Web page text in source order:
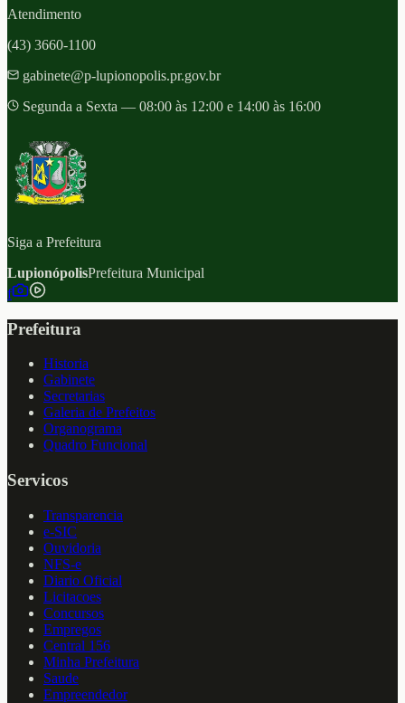
Atendimento
(43) 3660-1100
gabinete@p-lupionopolis.pr.gov.br
Segunda a Sexta — 08:00 às 12:00 e 14:00 às 16:00
Siga a Prefeitura
LupionópolisPrefeitura Municipal
f
Prefeitura
Historia
Gabinete
Secretarias
Galeria de Prefeitos
Organograma
Quadro Funcional
Servicos
Transparencia
e-SIC
Ouvidoria
NFS-e
Diario Oficial
Licitacoes
Concursos
Empregos
Central 156
Minha Prefeitura
Saude
Empreendedor